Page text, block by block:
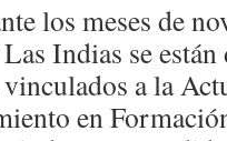
los meses de
Indias se
a la
en